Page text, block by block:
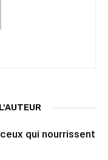
qui nourrissent